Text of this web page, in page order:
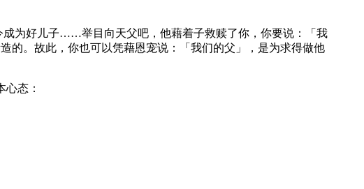
成为好儿子……举目向天父吧，他藉着子救赎了你，你要说：「我
。故此，你也可以凭藉恩宠说：「我们的父」，是为求得做他
态：